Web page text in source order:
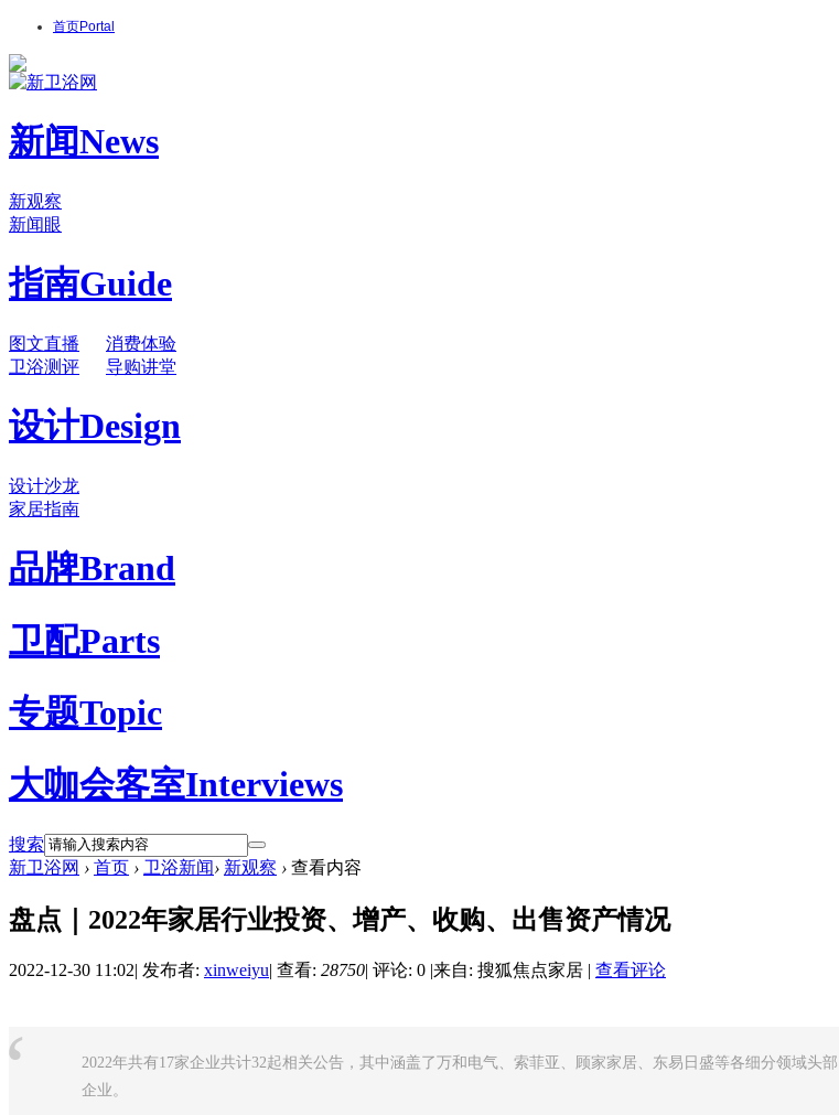
首页Portal
新闻News
新观察
新闻眼
指南Guide
图文直播
消费体验
卫浴测评
导购讲堂
设计Design
设计沙龙
家居指南
品牌Brand
卫配Parts
专题Topic
大咖会客室Interviews
搜索
新卫浴网 › 首页 › 卫浴新闻› 新观察 › 查看内容
盘点｜2022年家居行业投资、增产、收购、出售资产情况
2022-12-30 11:02| 发布者: xinweiyu| 查看: 28750| 评论: 0 |来自: 搜狐焦点家居 | 查看评论
2022年共有17家企业共计32起相关公告，其中涵盖了万和电气、索菲亚、顾家家居、东易日盛等各细分领域头部
企业。